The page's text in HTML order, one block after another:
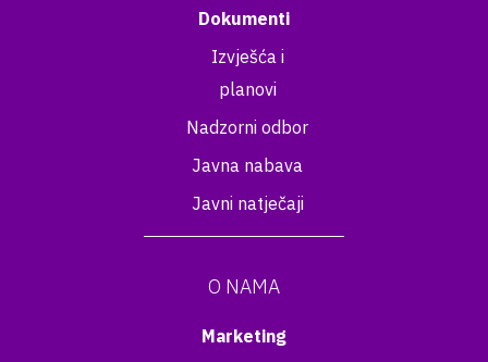
Dokumenti
Izvješća i
planovi
Nadzorni odbor
Javna nabava
Javni natječaji
O NAMA
Marketing